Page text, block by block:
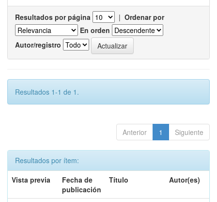
Resultados por página | Ordenar por
En orden
Autor/registro
Resultados 1-1 de 1.
Anterior 1 Siguiente
Resultados por ítem:
Vista previa
Fecha de
publicación
Título Autor(es)